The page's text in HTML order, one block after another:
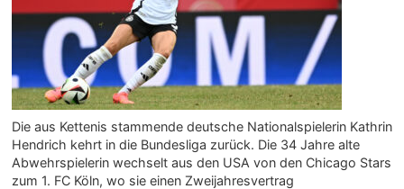
Die aus Kettenis stammende deutsche Nationalspielerin Kathrin
Hendrich kehrt in die Bundesliga zurück. Die 34 Jahre alte
Abwehrspielerin wechselt aus den USA von den Chicago Stars
zum 1. FC Köln, wo sie einen Zweijahresvertrag